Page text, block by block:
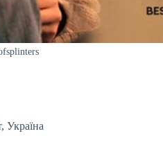
, Україна